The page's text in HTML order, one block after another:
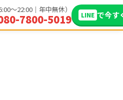
〜22:00｜年中無休）
7800-5019 LINE で今す